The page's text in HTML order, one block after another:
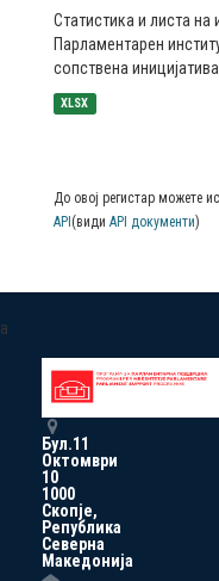
Статистика и листа на
Парламентарен
сопствена иницијатива
XLSX
До овој регистар можете
API (види API документи)
a
Бул.11
Октомври
10
1000
Скопје,
Република
Северна
Македонија